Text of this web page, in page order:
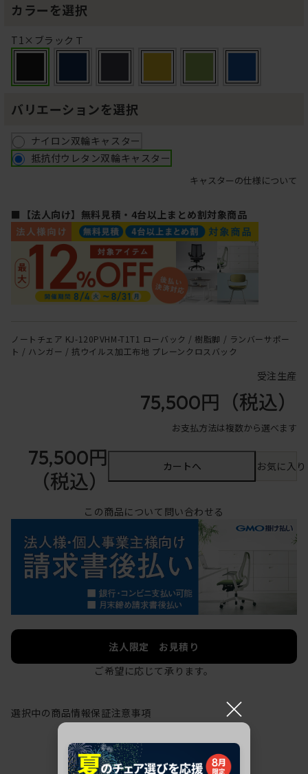
カラーを選択
T1×ブラックＴ
バリエーションを選択
ナイロン双輪キャスター
抵抗付ウレタン双輪キャスター
キャスターの仕様について
■【法人向け】無料見積・4台以上まとめ割対象商品
ノートチェア KJ-120PVHM-T1T1 ローバック / 樹脂脚 / ランバーサポー
ト / ハンガー / 抗ウイルス加工布地 プレーンクロスバック
受注生産
75,500円 （税込）
お支払方法は複数から選べます
75,500円
（税込）
カートへ お気に入
この商品について問い合わせる
法人限定 お見積り
ご希望に応じて承ります。
選択中の商品情報保証注意事項 ×